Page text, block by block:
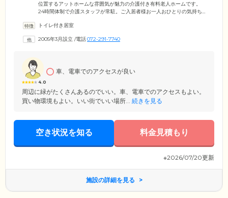
位置するアットホームな雰囲気が魅力の介護付き有料老人ホームです。
24時間体制で介護スタッフが常駐。ご入居者様お一人おひとりの気持ち
また、日中は看護師が常駐。協力医療機関と連携が取れており、定期的
で、ご安心ください。運営するSOMPOケア株式会社は、介護業界を索
トイレ付き居室
2005年3月設立 /電話072-291-7740
4.0
車、電車でのアクセスが良い
周辺に緑がたくさんあるのでいい。車、電車でのアクセスもよい。
買い物環境もよい。いい街でいい場所... 続きを見る
空き状況を知る 料金見積もり
※2026/07/20更新
施設の詳細を見る